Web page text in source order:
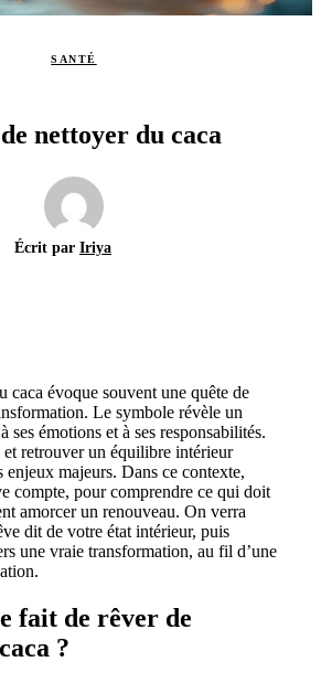
SANTÉ
nettoyer du caca
Écrit par Iriya
caca évoque souvent une quête de
Le symbole révèle un
ses émotions et à ses responsabilités.
retrouver un équilibre intérieur
enjeux majeurs. Dans ce contexte,
compte, pour comprendre ce qui doit
amorcer un renouveau. On verra
dit de votre état intérieur, puis
une vraie transformation, au fil d’une
fait de rêver de
?